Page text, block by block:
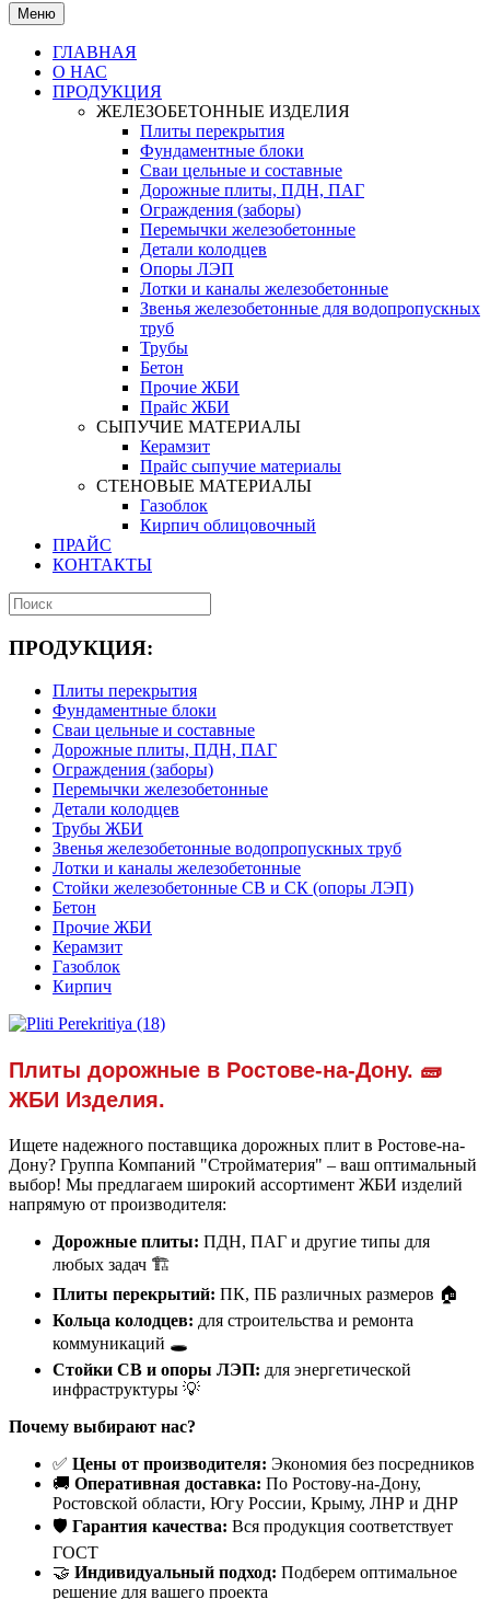
Меню
ГЛАВНАЯ
О НАС
ПРОДУКЦИЯ
ЖЕЛЕЗОБЕТОННЫЕ ИЗДЕЛИЯ
Плиты перекрытия
Фундаментные блоки
Сваи цельные и составные
Дорожные плиты, ПДН, ПАГ
Ограждения (заборы)
Перемычки железобетонные
Детали колодцев
Опоры ЛЭП
Лотки и каналы железобетонные
Звенья железобетонные для водопропускных
труб
Трубы
Бетон
Прочие ЖБИ
Прайс ЖБИ
СЫПУЧИЕ МАТЕРИАЛЫ
Керамзит
Прайс сыпучие материалы
СТЕНОВЫЕ МАТЕРИАЛЫ
Газоблок
Кирпич облицовочный
ПРАЙС
КОНТАКТЫ
ПРОДУКЦИЯ:
Плиты перекрытия
Фундаментные блоки
Сваи цельные и составные
Дорожные плиты, ПДН, ПАГ
Ограждения (заборы)
Перемычки железобетонные
Детали колодцев
Трубы ЖБИ
Звенья железобетонные водопропускных труб
Лотки и каналы железобетонные
Стойки железобетонные СВ и СК (опоры ЛЭП)
Бетон
Прочие ЖБИ
Керамзит
Газоблок
Кирпич
Плиты дорожные в Ростове-на-Дону. 🧱
ЖБИ Изделия.
Ищете надежного поставщика дорожных плит в Ростове-на-
Дону? Группа Компаний "Стройматерия" – ваш оптимальный
выбор! Мы предлагаем широкий ассортимент ЖБИ изделий
напрямую от производителя:
Дорожные плиты: ПДН, ПАГ и другие типы для
любых задач 🏗️
Плиты перекрытий: ПК, ПБ различных размеров 🏠
Кольца колодцев: для строительства и ремонта
коммуникаций 🕳️
Стойки СВ и опоры ЛЭП: для энергетической
инфраструктуры 💡
Почему выбирают нас?
✅ Цены от производителя: Экономия без посредников
🚚 Оперативная доставка: По Ростову-на-Дону,
Ростовской области, Югу России, Крыму, ЛНР и ДНР
🛡️ Гарантия качества: Вся продукция соответствует
ГОСТ
🤝 Индивидуальный подход: Подберем оптимальное
решение для вашего проекта